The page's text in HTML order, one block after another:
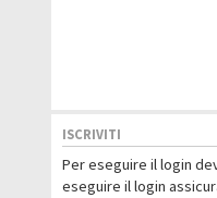
ISCRIVITI
Per eseguire il login
eseguire il login